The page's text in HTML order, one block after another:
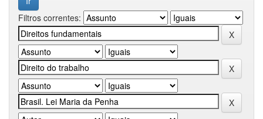
Filtros correntes: